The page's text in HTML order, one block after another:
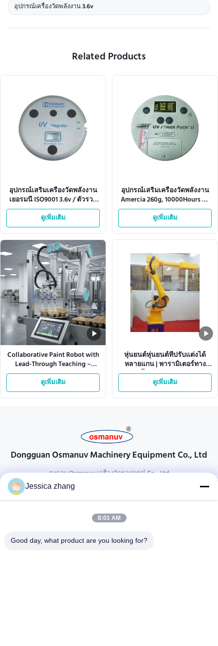
อุปกรณ์เครื่องวัดพลังงาน 3.6v
Related Products
อุปกรณ์เสริมเครื่องวัดพลังงาน
เยอรมนี ISO9001 3.6v / ตัวรวม
Uv
ดูเพิ่มเติม
อุปกรณ์เสริมเครื่องวัดพลังงาน
Amercia 260g, 10000Hours Uv
Integrator 150
ดูเพิ่มเติม
Collaborative Paint Robot with
Lead-Through Teaching –
Customizable End Effectors for
Liquid & Powder Coating
Applications
ดูเพิ่มเติม
หุ่นยนต์หุ่นยนต์ที่ปรับแต่งได้
หลายแกน | พารามิเตอร์ทาง
เทคนิคโดยละเอียดสำหรับสาย
การผลิตการจัดการและประกอบ
อัตโนมัติ
ดูเพิ่มเติม
Dongguan Osmanuv Machinery Equipment Co., Ltd
ตงกวน Osmanuv เครื่องจักรอุปกรณ์ Co. , Ltd
ติดต่อ
28 อุตสาหกรรมที่สอง Liu chong wei, Wanjiang, DongGuan,
86-769 -88125248
Jessica zhang
8:01 AM
Good day, what product are you looking for?